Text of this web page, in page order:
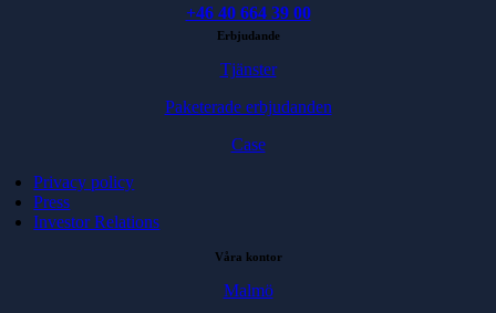
+46 40 664 39 00
Erbjudande
Tjänster
Paketerade erbjudanden
Case
Privacy policy
Press
Investor Relations
Våra kontor
Malmö